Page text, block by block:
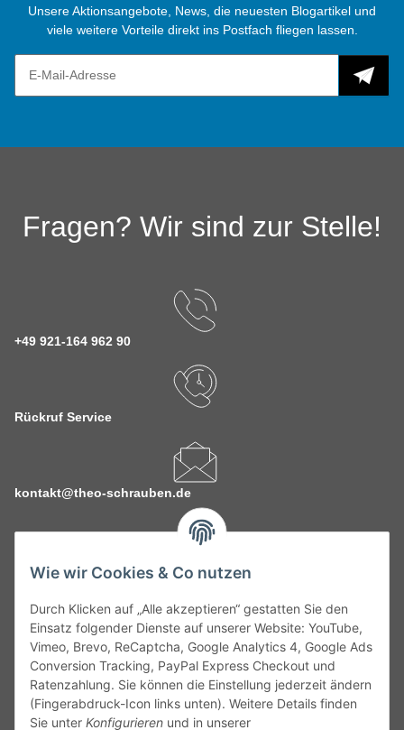
Wie wir Cookies & Co nutzen
Durch Klicken auf „Alle akzeptieren“ gestatten Sie den
Einsatz folgender Dienste auf unserer Website: YouTube,
Vimeo, Brevo, ReCaptcha, Google Analytics 4, Google Ads
Conversion Tracking, PayPal Express Checkout und
Ratenzahlung. Sie können die Einstellung jederzeit ändern
(Fingerabdruck-Icon links unten). Weitere Details finden
Sie unter Konfigurieren und in unserer
Unsere Aktionsangebote, News, die neuesten Blogartikel und
viele weitere Vorteile direkt ins Postfach fliegen lassen.
Fragen? Wir sind zur Stelle!
+49 921-164 962 90
Rückruf Service
kontakt@theo-schrauben.de
Service
Gesetzliche Informationen
Alle technischen Angaben ohne Gewähr. Irrtümer und fehlerhafte